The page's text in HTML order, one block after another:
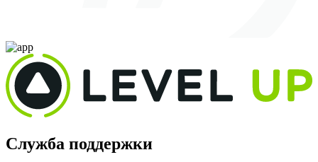
Служба поддержки